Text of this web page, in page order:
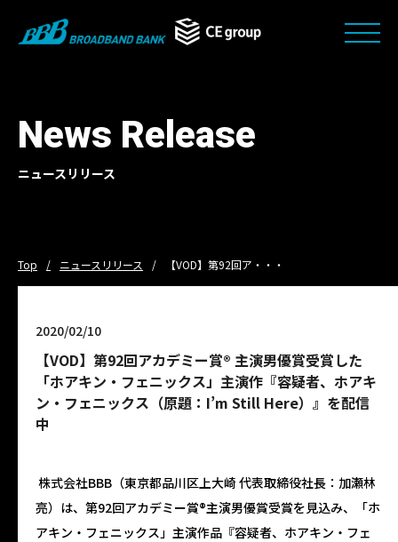
News Release
ニュースリリース
Top ニュースリリース 【VOD】第92回ア・・・
2020/02/10
【VOD】第92回アカデミー賞® 主演男優賞受賞した
「ホアキン・フェニックス」主演作『容疑者、ホアキ
ン・フェニックス（原題：I’m Still Here）』を配信
中
株式会社BBB（東京都品川区上大崎 代表取締役社長：加瀬林
亮）は、第92回アカデミー賞®主演男優賞受賞を見込み、「ホ
アキン・フェニックス」主演作品『容疑者、ホアキン・フェ